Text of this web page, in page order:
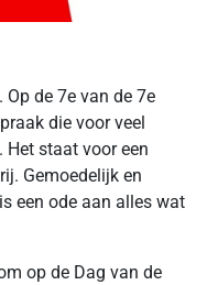
de 7e van de 7e
die voor veel
Het staat voor een
Gemoedelijk en
een ode aan alles wat
op de Dag van de